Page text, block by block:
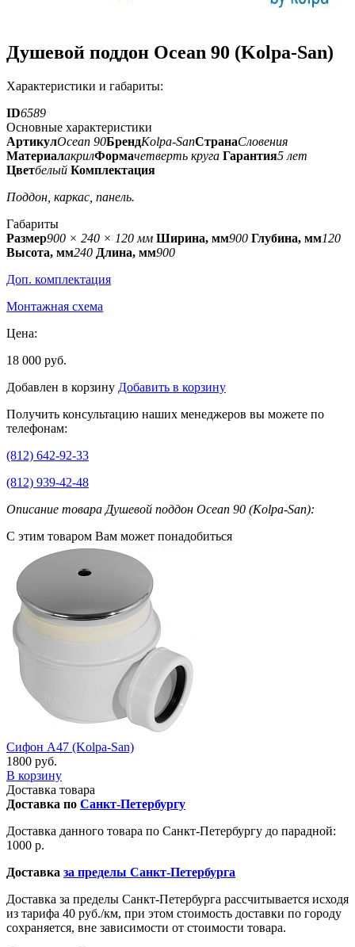
Душевой поддон Ocean 90 (Kolpa-San)
Характеристики и габариты:
ID6589
Основные характеристики
АртикулOcean 90БрендKolpa-SanСтранаСловения
МатериалакрилФормачетверть круга Гарантия5 лет
Цветбелый Комплектация
Поддон, каркас, панель.
Габариты
Размер900 × 240 × 120 мм Ширина, мм900 Глубина, мм120
Высота, мм240 Длина, мм900
Доп. комплектация
Монтажная схема
Цена:
18 000 руб.
Добавлен в корзину Добавить в корзину
Получить консультацию наших менеджеров вы можете по
телефонам:
(812) 642-92-33
(812) 939-42-48
Описание товара Душевой поддон Ocean 90 (Kolpa-San):
С этим товаром Вам может понадобиться
Сифон A47 (Kolpa-San)
1800 руб.
В корзину
Доставка товара
Доставка по Санкт-Петербургу
Доставка данного товара по Санкт-Петербургу до парадной:
1000 р.
Доставка за пределы Санкт-Петербурга
Доставка за пределы Санкт-Петербурга рассчитывается исходя
из тарифа 40 руб./км, при этом стоимость доставки по городу
сохраняется, вне зависимости от стоимости товара.